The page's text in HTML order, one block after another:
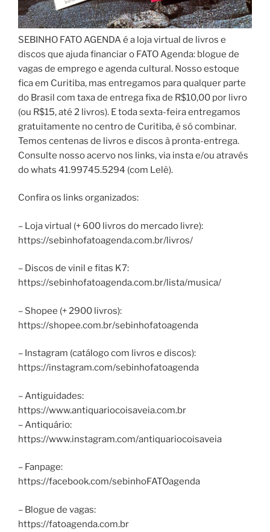
SEBINHO FATO AGENDA é a loja virtual de livros e
discos que ajuda financiar o FATO Agenda: blogue de
vagas de emprego e agenda cultural. Nosso estoque
fica em Curitiba, mas entregamos para qualquer parte
do Brasil com taxa de entrega fixa de R$10,00 por livro
(ou R$15, até 2 livros). E toda sexta-feira entregamos
gratuitamente no centro de Curitiba, é só combinar.
Temos centenas de livros e discos à pronta-entrega.
Consulte nosso acervo nos links, via insta e/ou através
do whats 41.99745.5294 (com Lelê).
Confira os links organizados:
– Loja virtual (+ 600 livros do mercado livre):
https://sebinhofatoagenda.com.br/livros/
– Discos de vinil e fitas K7:
https://sebinhofatoagenda.com.br/lista/musica/
– Shopee (+ 2900 livros):
https://shopee.com.br/sebinhofatoagenda
– Instagram (catálogo com livros e discos):
https://instagram.com/sebinhofatoagenda
– Antiguidades:
https://www.antiquariocoisaveia.com.br
– Antiquário:
https://www.instagram.com/antiquariocoisaveia
– Fanpage:
https://facebook.com/sebinhoFATOagenda
– Blogue de vagas:
https://fatoagenda.com.br